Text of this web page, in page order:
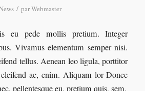
/ parWebmaster
eu pede mollis pretium. Integer
Vivamus elementum semper nisi.
tellus. Aenean leo ligula, porttitor
ac, enim. Aliquam lor Donec
pellentesque eu, pretium quis, sem.